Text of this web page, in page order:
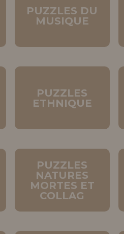
PUZZLES DU
MUSIQUE
PUZZLES
ETHNIQUE
PUZZLES
NATURES
MORTES ET
COLLAG